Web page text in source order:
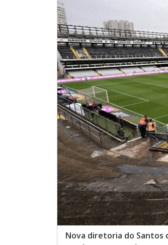
Nova diretoria do Santos